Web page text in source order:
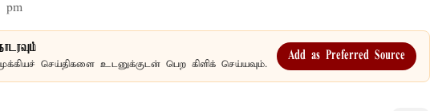
pm
செய்திகளை உடனுக்குடன் பெற கிளிக் செய்யவும்.
Add as Preferred Source